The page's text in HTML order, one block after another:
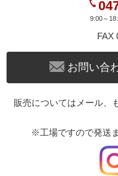
9:00～
FAX
お問い合
販売についてはメール、
※工場ですので発送